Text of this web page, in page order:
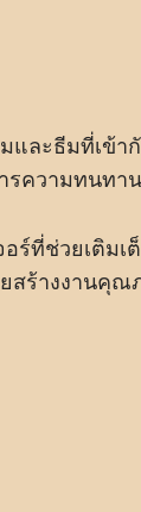
และธีมที่เข้
รความทนทา
ร์ที่ช่วยเติมเ
สร้างงานคุ